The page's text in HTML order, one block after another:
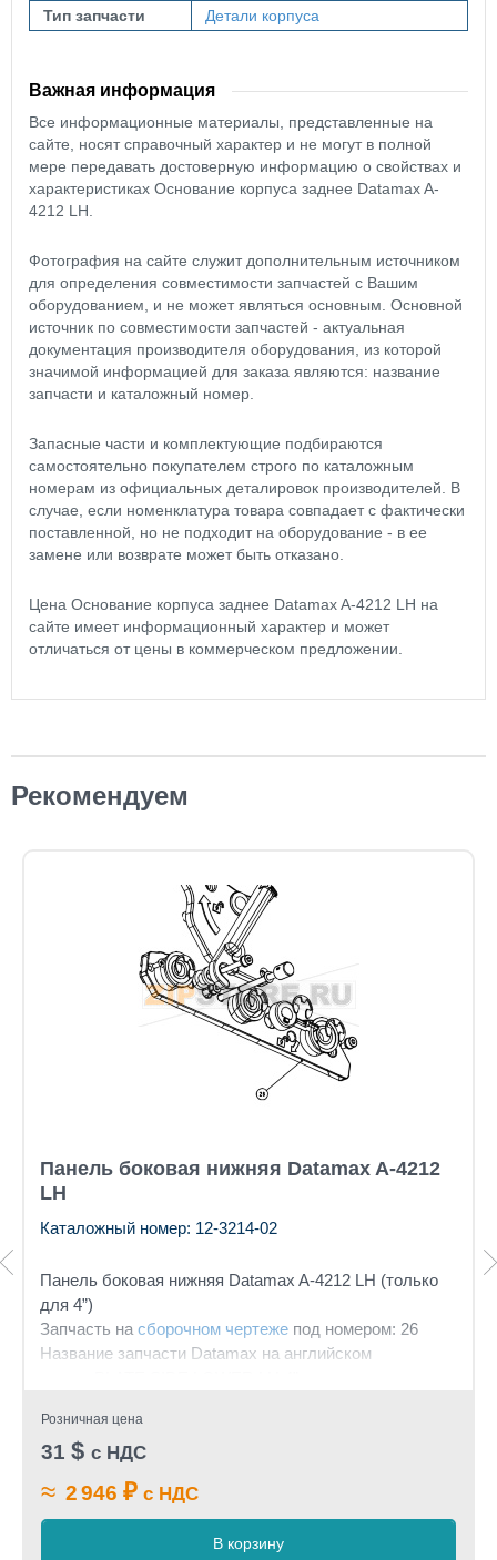
Тип запчасти Детали корпуса
Важная информация
Все информационные материалы, представленные на
сайте, носят справочный характер и не могут в полной
мере передавать достоверную информацию о свойствах и
характеристиках Основание корпуса заднее Datamax A-
4212 LH.
Фотография на сайте служит дополнительным источником
для определения совместимости запчастей с Вашим
оборудованием, и не может являться основным. Основной
источник по совместимости запчастей - актуальная
документация производителя оборудования, из которой
значимой информацией для заказа являются: название
запчасти и каталожный номер.
Запасные части и комплектующие подбираются
самостоятельно покупателем строго по каталожным
номерам из официальных деталировок производителей. В
случае, если номенклатура товара совпадает с фактически
поставленной, но не подходит на оборудование - в ее
замене или возврате может быть отказано.
Цена Основание корпуса заднее Datamax A-4212 LH на
сайте имеет информационный характер и может
отличаться от цены в коммерческом предложении.
Рекомендуем
Панель боковая нижняя Datamax A-4212
LH
Каталожный номер: 12-3214-02
Панель боковая нижняя Datamax A-4212 LH (только
для 4”)
Запчасть на сборочном чертеже под номером: 26
Название запчасти Datamax на английском
Розничная цена
31 $ с НДС
≈ 2 946 ₽ с НДС
В корзину